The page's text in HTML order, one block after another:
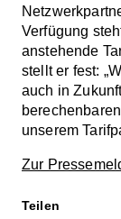
Verfügung
anstehende
stellt er fest:
auch in
unserem
Zur
Teilen